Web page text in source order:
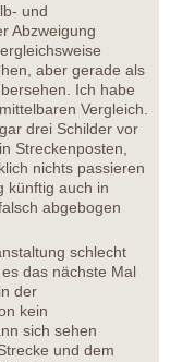
und
Abzweigung
aber gerade als
Ich habe
Vergleich.
drei Schilder vor
Streckenposten,
nichts passieren
künftig auch in
abgebogen
schlecht
das nächste Mal
der
kein
sich sehen
und dem